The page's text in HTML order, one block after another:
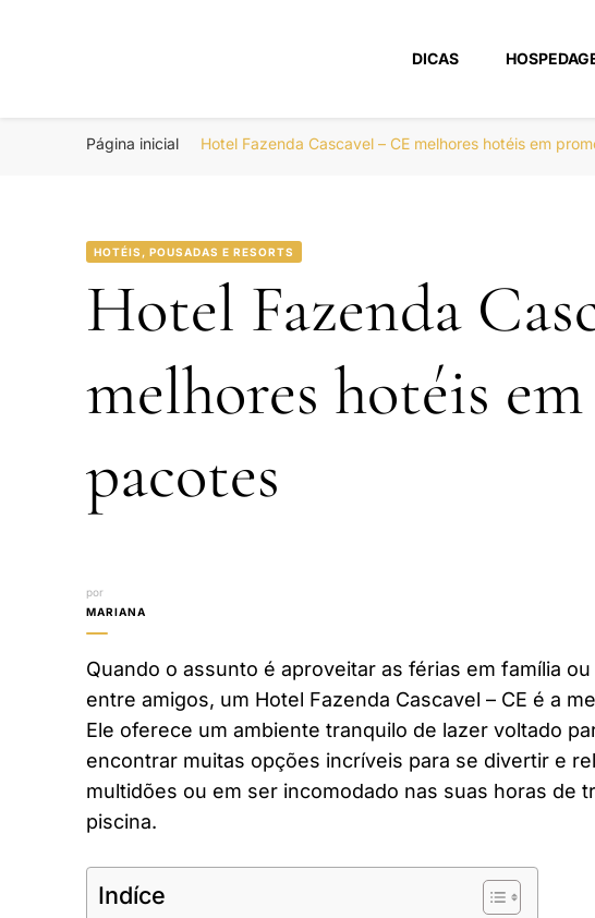
Portal Boa Viagem
DICAS
Página inicial Hotel Fazenda Cascavel – CE melhores hotéis em
HOTÉIS, POUSADAS E RESORTS
Hotel Fazenda
melhores hotéis
pacotes
por
MARIANA
Quando o assunto é aproveitar as férias em família
entre amigos, um Hotel Fazenda Cascavel – CE é a
Ele oferece um ambiente tranquilo de lazer voltado
encontrar muitas opções incríveis para se divertir e
multidões ou em ser incomodado nas suas horas de
piscina.
Indíce